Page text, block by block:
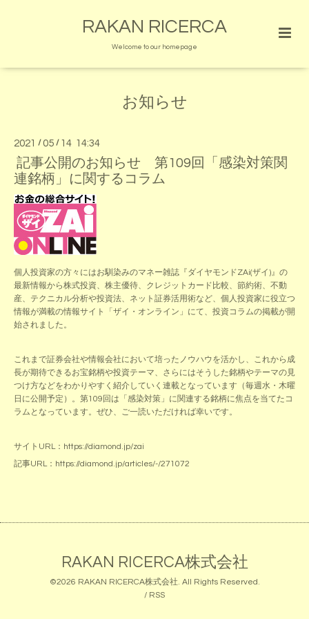
RAKAN RICERCA
Welcome to our homepage
お知らせ
2021 / 05 / 14 14:34
記事公開のお知らせ 第109回「感染対策関
連銘柄」に関するコラム
個人投資家の方々にはお馴染みのマネー雑誌『ダイヤモンドZAi(ザイ)』の
最新情報から株式投資、株主優待、クレジットカード比較、節約術、不動
産、テクニカル分析や投資法、ネット証券活用術など、個人投資家に役立つ
情報が満載の情報サイト「ザイ・オンライン」にて、投資コラムの掲載が開
始されました。
これまで証券会社や情報会社において培ったノウハウを活かし、これから成
長が期待できるお宝銘柄や投資テーマ、さらにはそうした銘柄やテーマの見
つけ方などをわかりやすく紹介していく連載となっています（毎週水・木曜
日に公開予定）。第109回は「感染対策」に関連する銘柄に焦点を当てたコ
ラムとなっています。ぜひ、ご一読いただければ幸いです。
サイトURL： https://diamond.jp/zai
記事URL： https://diamond.jp/articles/-/271072
RAKAN RICERCA株式会社
©2026 RAKAN RICERCA株式会社. All Rights Reserved.
/ RSS